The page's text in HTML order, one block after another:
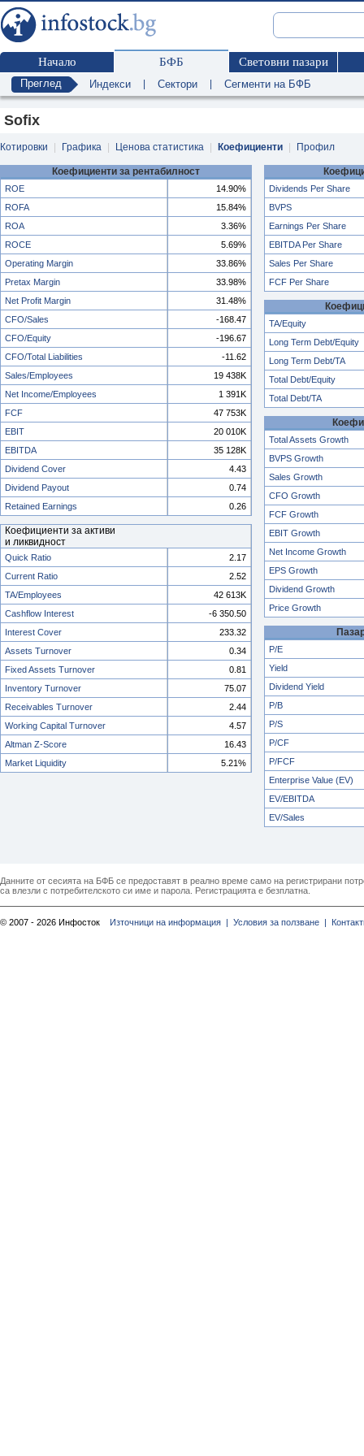
Начало БФБ Световни пазари
Преглед Индекси Сектори Сегменти на БФБ
Sofix
Котировки Графика Ценова статистика Коефициенти Профил
Коефициенти за рентабилност
ROE
14.90%
ROFA
15.84%
ROA
3.36%
ROCE
5.69%
Operating Margin
33.86%
Pretax Margin
33.98%
Net Profit Margin
31.48%
CFO/Sales
-168.47
CFO/Equity
-196.67
CFO/Total Liabilities
-11.62
Sales/Employees
19 438K
Net Income/Employees
1 391K
FCF
47 753K
EBIT
20 010K
EBITDA
35 128K
Dividend Cover
4.43
Dividend Payout
0.74
Retained Earnings
0.26
Коефициенти за активи
и ликвидност
Quick Ratio
2.17
Current Ratio
2.52
TA/Employees
42 613K
Cashflow Interest
-6 350.50
Interest Cover
233.32
Assets Turnover
0.34
Fixed Assets Turnover
0.81
Inventory Turnover
75.07
Receivables Turnover
2.44
Working Capital Turnover
4.57
Altman Z-Score
16.43
Market Liquidity
5.21%
Dividends Per Share
BVPS
Earnings Per Share
EBITDA Per Share
Sales Per Share
FCF Per Share
TA/Equity
Long Term Debt/Equity
Long Term Debt/TA
Total Debt/Equity
Total Debt/TA
Total Assets Growth
BVPS Growth
Sales Growth
CFO Growth
FCF Growth
EBIT Growth
Net Income Growth
EPS Growth
Dividend Growth
Price Growth
P/E
Yield
Dividend Yield
P/B
P/S
P/CF
P/FCF
Enterprise Value (EV)
EV/EBITDA
EV/Sales
Данните от сесията на БФБ се предоставят в реално време само на регистрирани
са влезли с потребителското си име и парола. Регистрацията е безплатна.
© 2007 - 2026 Инфосток Източници на информация | Условия за ползване |